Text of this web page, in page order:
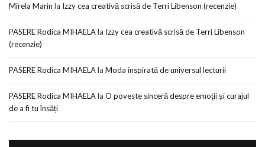
Mirela Marin la Izzy cea creativă scrisă de Terri Libenson (recenzie)
PASERE Rodica MIHAELAla Izzy cea creativă scrisă de Terri Libenson
(recenzie)
PASERE Rodica MIHAELAla Moda inspirată de universul lecturii
PASERE Rodica MIHAELAla O poveste sinceră despre emoții și curajul
de a fi tu însăți